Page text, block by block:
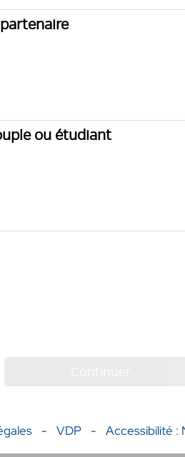
ou étudiant
- VDP - Accessibilité :